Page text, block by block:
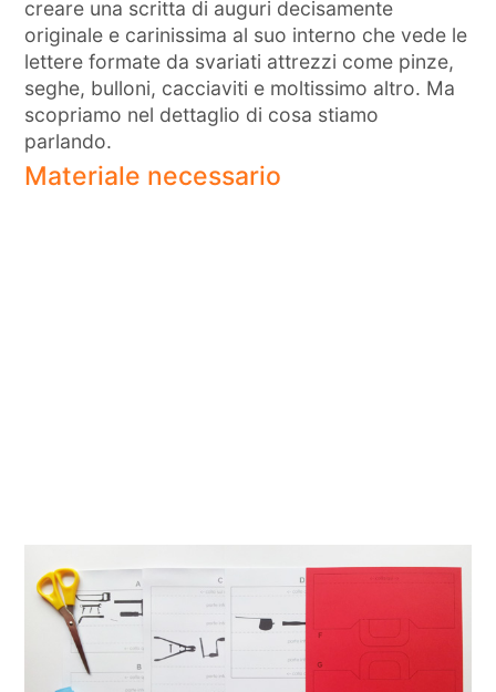
creare una scritta di auguri decisamente
originale e carinissima al suo interno che vede le
lettere formate da svariati attrezzi come pinze,
seghe, bulloni, cacciaviti e moltissimo altro. Ma
scopriamo nel dettaglio di cosa stiamo
parlando.
Materiale necessario